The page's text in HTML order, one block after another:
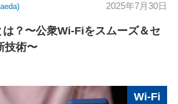
2025年7月30日
？〜公衆Wi-Fiをスムーズ＆セ
技術〜
Wi-Fi